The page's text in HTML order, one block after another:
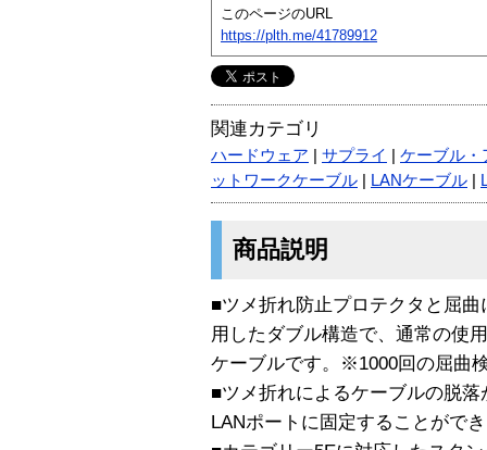
このページのURL
https://plth.me/41789912
関連カテゴリ
ハードウェア サプライ
ケーブル・
ットワークケーブル
LANケーブル
商品説明
■ツメ折れ防止プロテクタと屈
用したダブル構造で、通常の使
ケーブルです。※1000回の屈曲
■ツメ折れによるケーブルの脱
LANポートに固定することがで